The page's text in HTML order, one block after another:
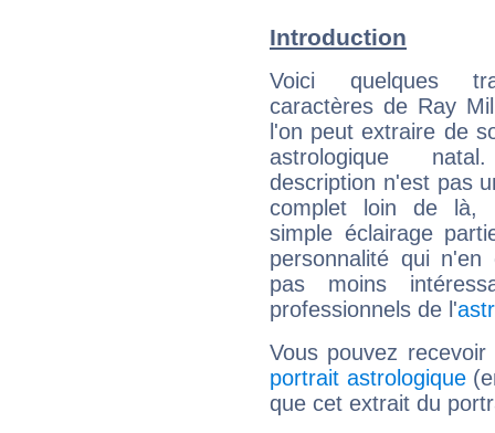
Introduction
Voici quelques
caractères de Ray
l'on peut extraire de
astrologique
description n'est pas
complet loin de là,
simple éclairage
personnalité qui n'en
pas moins
professionnels de l'
Vous pouvez
portrait astrologique
que cet extrait du